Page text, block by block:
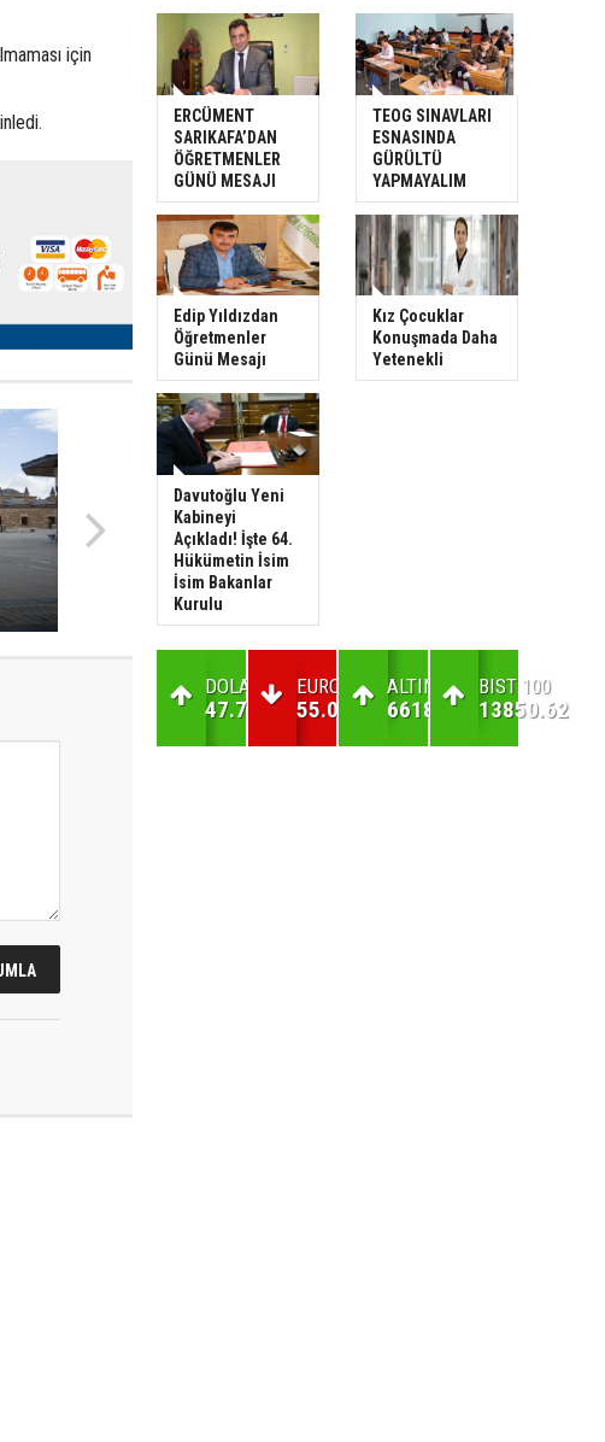
için
ERCÜMENT
SARIKAFA’DAN
ÖĞRETMENLER
GÜNÜ MESAJI
TEOG SINAVLARI
ESNASINDA
GÜRÜLTÜ
YAPMAYALIM
Edip Yıldızdan
Öğretmenler
Günü Mesajı
Kız Çocuklar
Konuşmada Daha
Yetenekli
Davutoğlu Yeni
Kabineyi
Açıkladı! İşte 64.
Hükümetin İsim
İsim Bakanlar
Kurulu
DOLAR
47.71
EURO
55.01
ALTIN
6618.48
BIST 100
13850.62